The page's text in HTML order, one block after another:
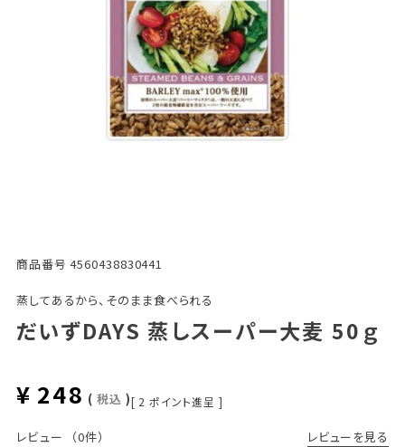
商品番号 4560438830441
蒸してあるから、そのまま食べられる
だいずDAYS 蒸しスーパー大麦 50ｇ
¥ 248 税込 [ 2 ポイント進呈 ]
レビュー （0件） レビューを見る